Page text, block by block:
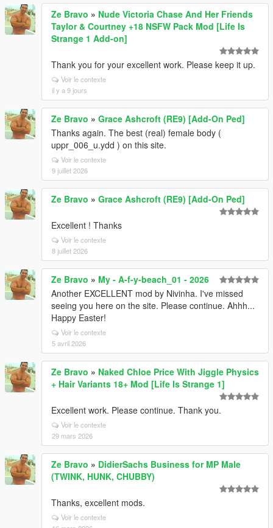
Ze Bravo » Nude Victoria Chase And Her Friends
Taylor & Courtney +18 NSFW Pack Mod [Life Is
Strange 1 Add-on]
Thank you for your excellent work. Please keep it up.
Voir le contexte
il y a 9 jours
Ze Bravo » Grace Ashcroft (RE9) [Add-On Ped]
Thanks again. The best (real) female body (
uppr_006_u.ydd ) on this site.
Voir le contexte
9 juillet 2026
Ze Bravo » Grace Ashcroft (RE9) [Add-On Ped]
Excellent ! Thanks
Voir le contexte
8 juillet 2026
Ze Bravo » My - A-f-y-beach_01 - 2026
Another EXCELLENT mod by Nivinha. I've missed
seeing you here on the site. Please continue. Ahhh...
Happy Easter!
Voir le contexte
5 avril 2026
Ze Bravo » Naked Chloe Price With Jiggle Physics
+ Hair Variants 18+ Mod [Life Is Strange 1]
Excellent work. Please continue. Thank you.
Voir le contexte
29 mars 2026
Ze Bravo » DidierSachs Business for MP Male
(TWINK, HUNK, CHUBBY)
Thanks, excellent mods.
Voir le contexte